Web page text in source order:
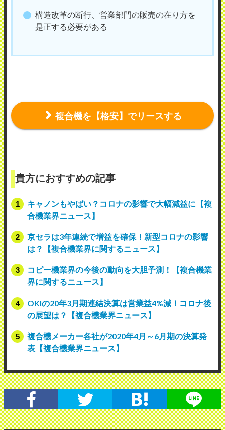
構造改革の断行、営業部門の販売の在り方を
是正する必要がある
複合機を【格安】でリースする
貴方におすすめの記事
キャノンもやばい？コロナの影響で大幅減益に【複
合機業界ニュース】
京セラは3年連続で増益を確保！新型コロナの影響
は？【複合機業界に関するニュース】
コピー機業界の今後の動向を大胆予測！【複合機業
界に関するニュース】
OKIの20年3月期連結決算は営業益4%減！コロナ後
の展望は？【複合機業界ニュース】
複合機メーカー各社が2020年4月～6月期の決算発
表【複合機業界ニュース】